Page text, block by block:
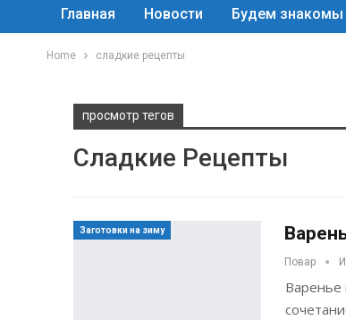
Главная Новости Будем знакомы
Home сладкие рецепты
просмотр тегов
Сладкие Рецепты
Заготовки на зиму
Повар
Варенье